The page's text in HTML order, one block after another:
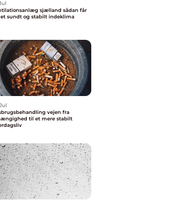
sjælland sådan får
sundt og stabilt indeklima
vejen fra
til et mere stabilt